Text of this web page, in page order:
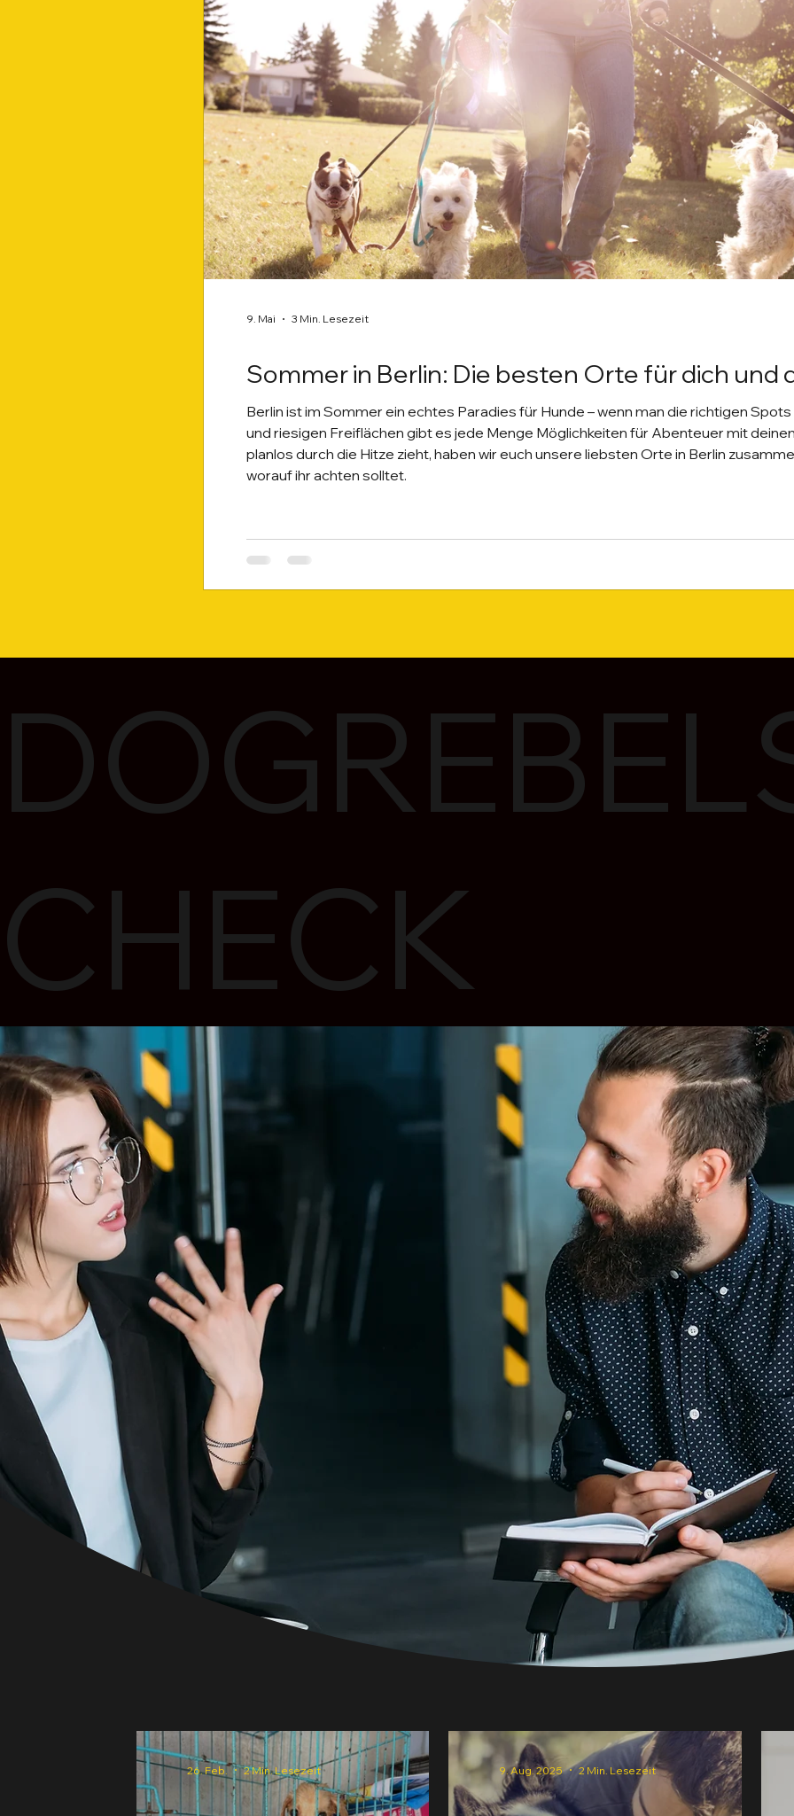
Sommer in Berlin: Die besten Orte für dich und
Berlin ist im Sommer ein echtes Paradies für Hunde – wenn man die richtigen
und riesigen Freiflächen gibt es jede Menge Möglichkeiten für Abenteuer mit
planlos durch die Hitze zieht, haben wir euch unsere liebsten Orte in Berlin
worauf ihr achten solltet.
9. Mai 3 Min. Lesezeit
CHECK
26. Feb. 2 Min. Lesezeit 9. Aug. 2025 2 Min. Lesezeit